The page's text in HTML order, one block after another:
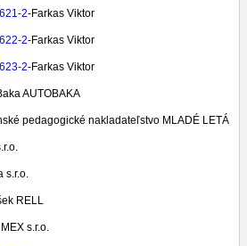
2-Farkas Viktor
2-Farkas Viktor
2-Farkas Viktor
AUTOBAKA
pedagogické nakladateľstvo MLADÉ LETÁ
s.r.o.
RELL
s.r.o.